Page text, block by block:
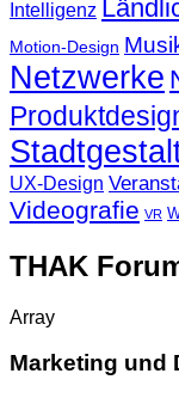
Intelligenz
Motion-Design
Netzwerke
UX-Design
Videografie VR
THAK
Array
Marketing und